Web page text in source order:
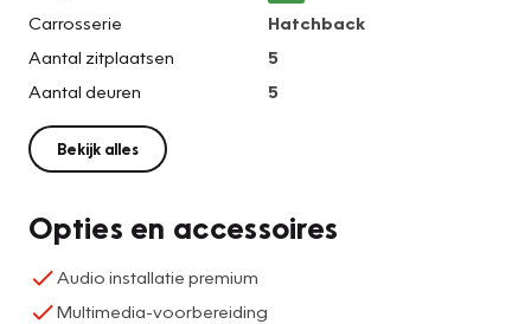
Carrosserie
Hatchback
Aantal zitplaatsen
5
Aantal deuren
5
Bekijk alles
Opties en accessoires
Audio installatie premium
Multimedia-voorbereiding